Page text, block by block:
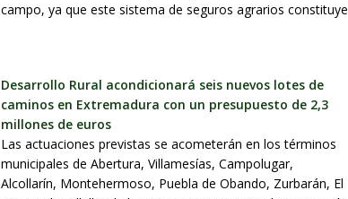
campo, ya que este sistema de seguros agrarios constituye
Desarrollo Rural acondicionará seis nuevos lotes de
caminos en Extremadura con un presupuesto de 2,3
millones de euros
Las actuaciones previstas se acometerán en los términos
municipales de Abertura, Villamesías, Campolugar,
Alcollarín, Montehermoso, Puebla de Obando, Zurbarán, El